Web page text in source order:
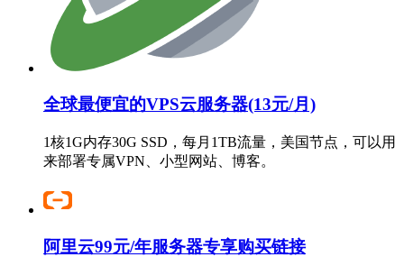
全球最便宜的VPS云服务器(13元/月)
1核1G内存30G SSD，每月1TB流量，美国节点，可以用
来部署专属VPN、小型网站、博客。
阿里云99元/年服务器专享购买链接